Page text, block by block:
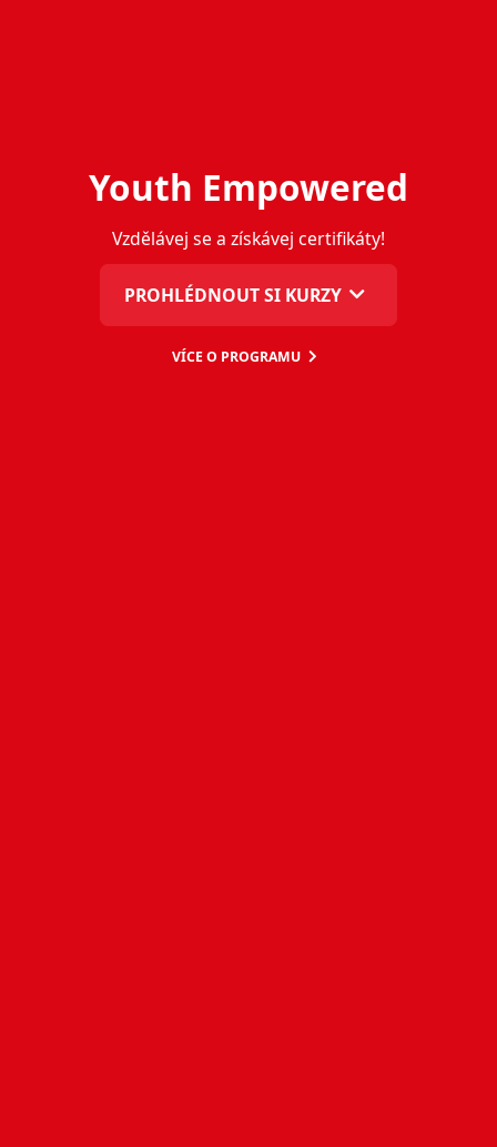
Youth Empowered
Vzdělávej se a získávej certifikáty!
PROHLÉDNOUT SI KURZY
VÍCE O PROGRAMU